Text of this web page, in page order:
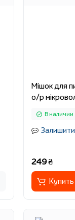
Мішок для
о/р
В наличии
Залишити
249 ₴
Купить